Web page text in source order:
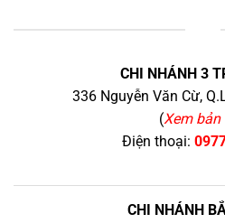
CHI NHÁNH 3
336 Nguyễn Văn Cừ,
(Xem bản
Điện thoại:
CHI NHÁNH